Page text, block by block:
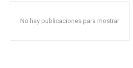
No hay publicaciones para mostrar